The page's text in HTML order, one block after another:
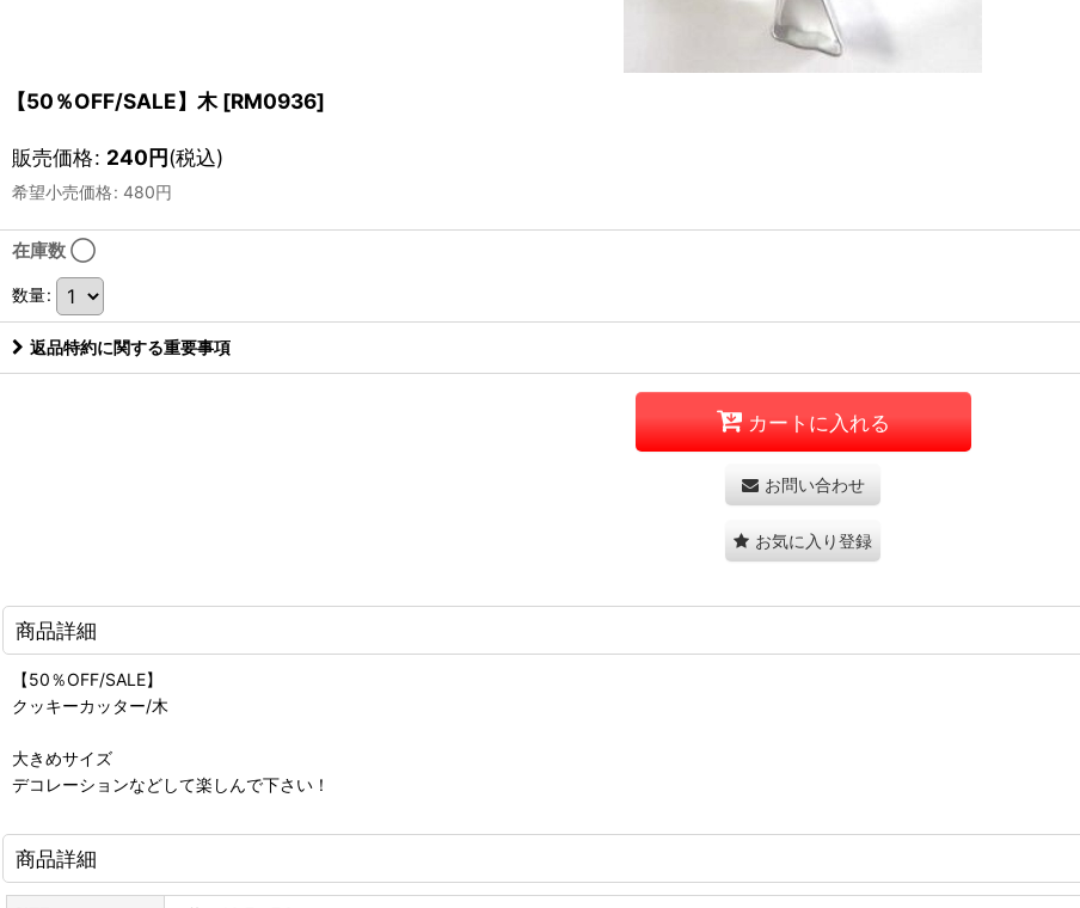
【50％OFF/SALE】木 [RM0936]
販売価格: 240円(税込)
希望小売価格: 480円
在庫数 ◯
数量:
返品特約に関する重要事項
カートに入れる
お問い合わせ
お気に入り登録
商品詳細
【50％OFF/SALE】
クッキーカッター/木
大きめサイズ
デコレーションなどして楽しんで下さい！
商品詳細